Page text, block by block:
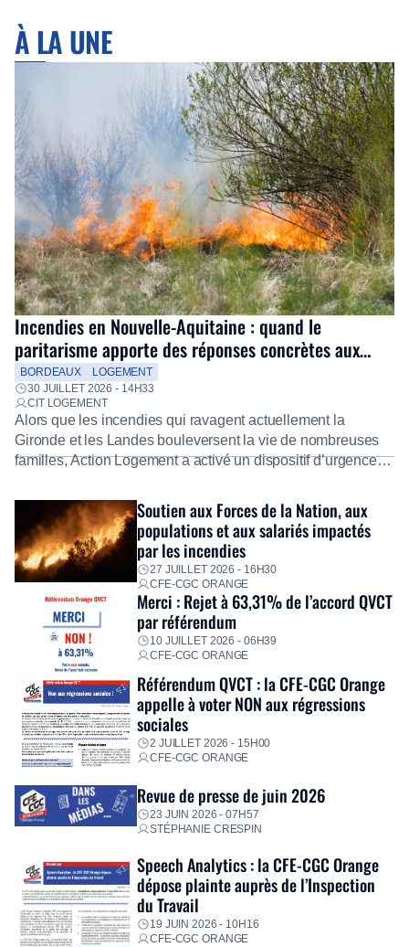
À LA UNE
Incendies en Nouvelle-Aquitaine : quand le
paritarisme apporte des réponses concrètes aux
salariés
BORDEAUX
LOGEMENT
30 JUILLET 2026 - 14H33
CIT LOGEMENT
Alors que les incendies qui ravagent actuellement la
Gironde et les Landes bouleversent la vie de nombreuses
familles, Action Logement a activé un dispositif d’urgence
Fidèle à sa mission d’utilité sociale, le Groupe mobilise
immédiatement ses équipes afin de proposer un diagnostic
personnalisé, des aides financières pour faire face aux
premières dépenses, […]
Soutien aux Forces de la Nation, aux
populations et aux salariés impactés
par les incendies
27 JUILLET 2026 - 16H30
CFE-CGC ORANGE
Merci : Rejet à 63,31% de l’accord QVCT
par référendum
10 JUILLET 2026 - 06H39
CFE-CGC ORANGE
Référendum QVCT : la CFE-CGC Orange
appelle à voter NON aux régressions
sociales
2 JUILLET 2026 - 15H00
CFE-CGC ORANGE
Revue de presse de juin 2026
23 JUIN 2026 - 07H57
STÉPHANIE CRESPIN
Speech Analytics : la CFE-CGC Orange
dépose plainte auprès de l’Inspection
du Travail
19 JUIN 2026 - 10H16
CFE-CGC ORANGE